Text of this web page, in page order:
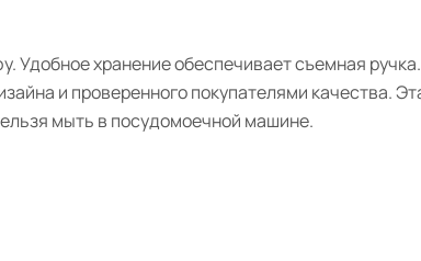
Удобное хранение обеспечивает съемная
и проверенного покупателями качества.
мыть в посудомоечной машине.